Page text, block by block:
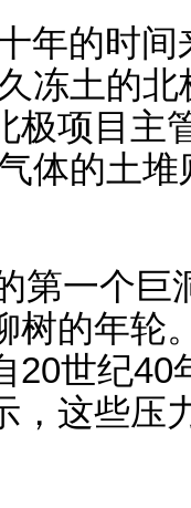
年的时
冻土的
极项目主
体的土
第一个巨
树的年轮
20世纪
，这些压